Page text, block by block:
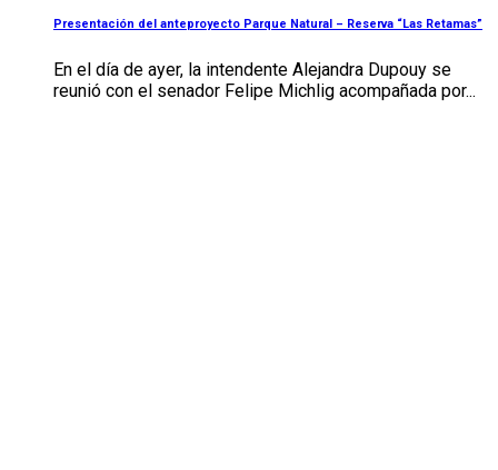
Presentación del anteproyecto Parque Natural – Reserva “Las Retamas”
En el día de ayer, la intendente Alejandra Dupouy se
reunió con el senador Felipe Michlig acompañada por...